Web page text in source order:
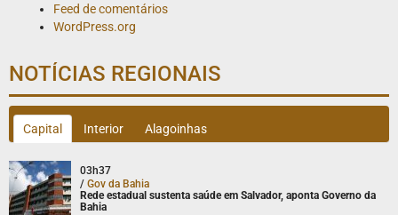
Feed de comentários
WordPress.org
NOTÍCIAS REGIONAIS
Capital Interior Alagoinhas
03h37
/ Gov da Bahia
Rede estadual sustenta saúde em Salvador, aponta Governo da
Bahia